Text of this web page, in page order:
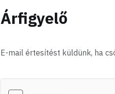
Árfigyelő
E-mail értesítést küldünk, ha